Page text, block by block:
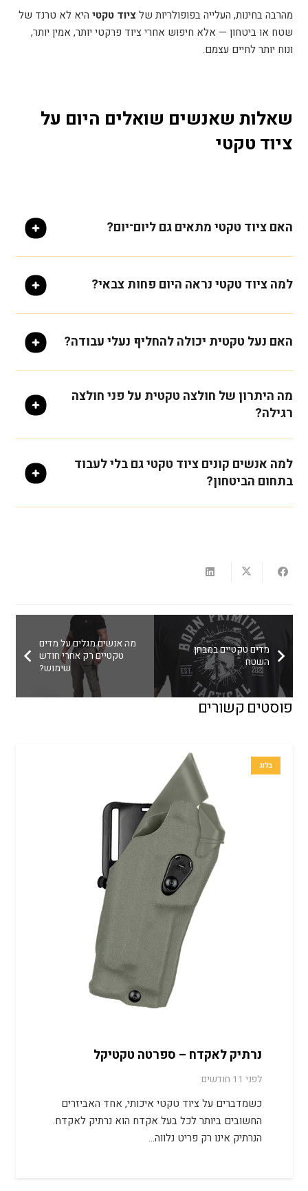
מהרבה בחינות, העלייה בפופולריות שלציוד טקטי היא לא טרנד של
שטח או ביטחון — אלא חיפוש אחרי ציוד פרקטי יותר, אמין יותר,
ונוח יותר לחיים עצמם.
שאלות שאנשים שואלים היום על
ציוד טקטי
האם ציוד טקטי מתאים גם ליום־יום?
למה ציוד טקטי נראה היום פחות צבאי?
האם נעל טקטית יכולה להחליף נעלי עבודה?
מה היתרון של חולצה טקטית על פני חולצה
רגילה?
למה אנשים קונים ציוד טקטי גם בלי לעבוד
בתחום הביטחון?
מה אנשים מגלים על מדים
טקטיים רק אחרי חודש
שימוש?
מדים טקטיים במבחן
השטח
פוסטים קשורים
בלוג
נרתיק לאקדח – ספרטה טקטיקל
לפני 11 חודשים
כשמדברים על ציוד טקטי איכותי, אחד האביזרים
החשובים ביותר לכל בעל אקדח הוא נרתיק לאקדח.
הנרתיק אינו רק פריט נלווה…